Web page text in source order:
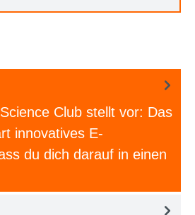
Club stellt vor: Das
innovatives E-
du dich darauf in einen